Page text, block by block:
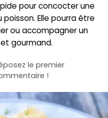
pour concocter une
Elle pourra être
ou accompagner un
gourmand.
le premier
!